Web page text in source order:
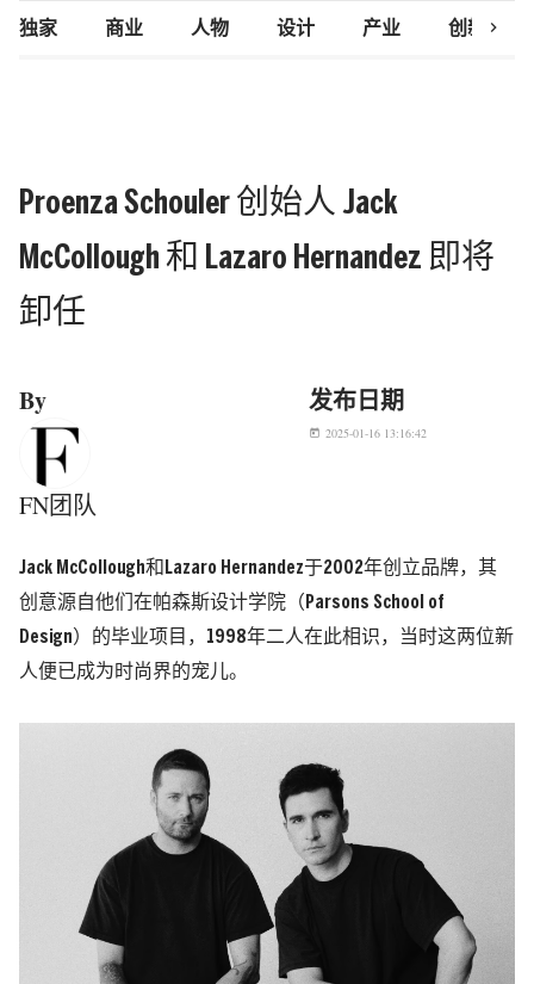
独家 商业 人物 设计 产业 创新研究
chevron_right
Proenza Schouler 创始人 Jack
McCollough 和 Lazaro Hernandez 即将
卸任
By
FN团队
发布日期
today 2025-01-16 13:16:42
Jack McCollough和Lazaro Hernandez于2002年创立品牌，其
创意源自他们在帕森斯设计学院（Parsons School of
Design）的毕业项目，1998年二人在此相识，当时这两位新
人便已成为时尚界的宠儿。